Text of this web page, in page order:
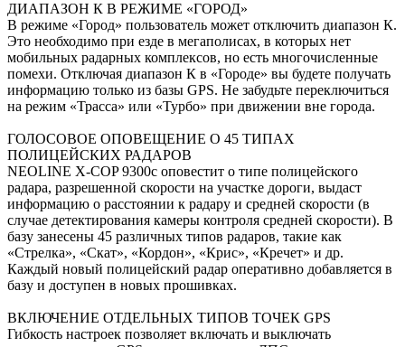
ДИАПАЗОН К В РЕЖИМЕ «ГОРОД»
В режиме «Город» пользователь может отключить диапазон К.
Это необходимо при езде в мегаполисах, в которых нет
мобильных радарных комплексов, но есть многочисленные
помехи. Отключая диапазон К в «Городе» вы будете получать
информацию только из базы GPS. Не забудьте переключиться
на режим «Трасса» или «Турбо» при движении вне города.
ГОЛОСОВОЕ ОПОВЕЩЕНИЕ О 45 ТИПАХ
ПОЛИЦЕЙСКИХ РАДАРОВ
NEOLINE X-COP 9300с оповестит о типе полицейского
радара, разрешенной скорости на участке дороги, выдаст
информацию о расстоянии к радару и средней скорости (в
случае детектирования камеры контроля средней скорости). В
базу занесены 45 различных типов радаров, такие как
«Стрелка», «Скат», «Кордон», «Крис», «Кречет» и др.
Каждый новый полицейский радар оперативно добавляется в
базу и доступен в новых прошивках.
ВКЛЮЧЕНИЕ ОТДЕЛЬНЫХ ТИПОВ ТОЧЕК GPS
Гибкость настроек позволяет включать и выключать